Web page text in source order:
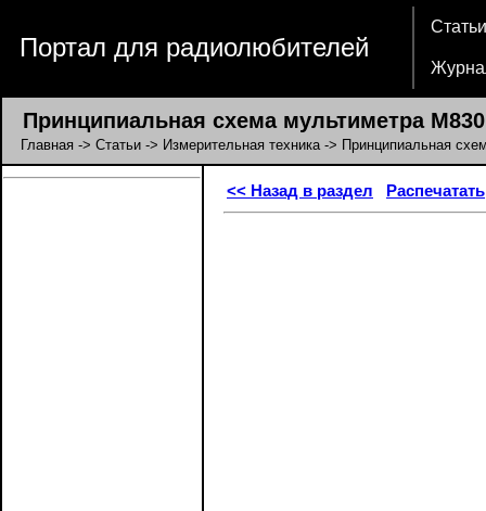
Портал для радиолюбителей
Статьи
Принципиальная схема мультиметра
Главная -> Статьи -> Измерительная техника-> Принципиальная
<< Назад в раздел Распечатать